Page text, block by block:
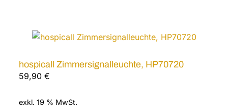
hospicall Zimmersignalleuchte, HP70720
59,90€
exkl. 19 % MwSt.